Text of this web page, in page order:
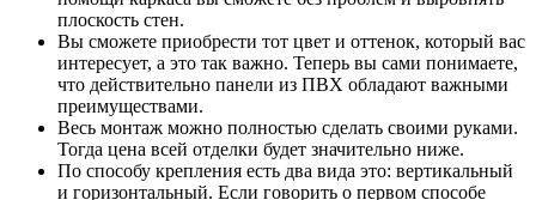
плоскость стен.
Вы сможете приобрести тот цвет и оттенок, который вас
интересует, а это так важно. Теперь вы сами понимаете,
что действительно панели из ПВХ обладают важными
преимуществами.
Весь монтаж можно полностью сделать своими руками.
Тогда цена всей отделки будет значительно ниже.
По способу крепления есть два вида это: вертикальный
и горизонтальный. Если говорить о первом способе